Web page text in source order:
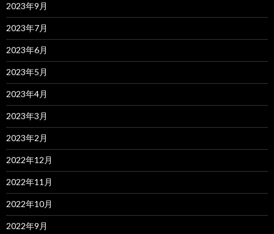
2023年9月
2023年7月
2023年6月
2023年5月
2023年4月
2023年3月
2023年2月
2022年12月
2022年11月
2022年10月
2022年9月